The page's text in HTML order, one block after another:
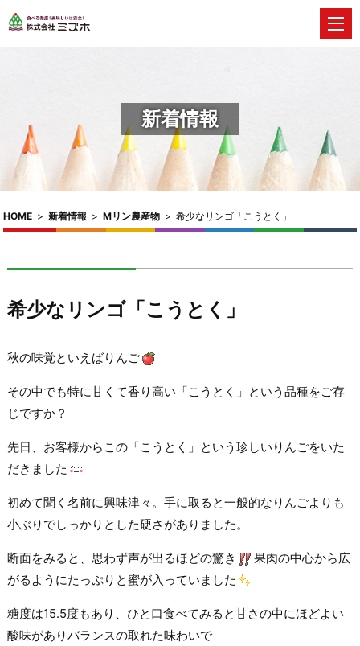
新着情報
HOME > 新着情報 > Mリン農産物 > 希少なリンゴ「こうとく」
希少なリンゴ「こうとく」
秋の味覚といえばりんご
その中でも特に甘くて香り高い「こうとく」という品種をご存
じですか？
先日、お客様からこの「こうとく」という珍しいりんごをいた
だきました
初めて聞く名前に興味津々。手に取ると一般的なりんごよりも
小ぶりでしっかりとした硬さがありました。
断面をみると、思わず声が出るほどの驚き
果肉の中心から広
がるようにたっぷりと蜜が入っていました
糖度は15.5度もあり、ひと口食べてみると甘さの中にほどよい
酸味がありバランスの取れた味わいで